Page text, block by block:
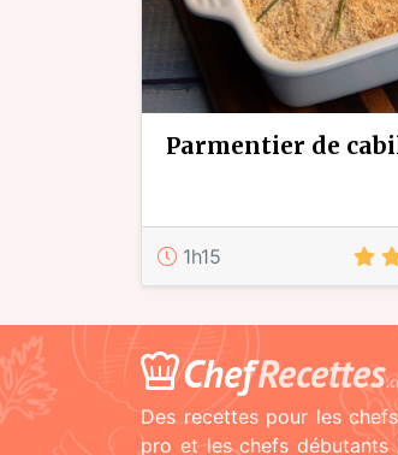
parmentier de
1h15
ChefRecettes
Des recettes pour les
pro et les chefs débutants